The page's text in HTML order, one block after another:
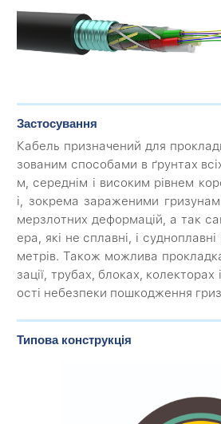
Застосування
Кабель призначений для
зованим способами в ґрунтах
м, середнім і високим рівнем
і, зокрема зараженими
мерзлотних деформацій, а так
ера, які не сплавні, і
метрів. Також можлива
зації, трубах, блоках,
ості небезпеки пошкодження
Типова конструкція